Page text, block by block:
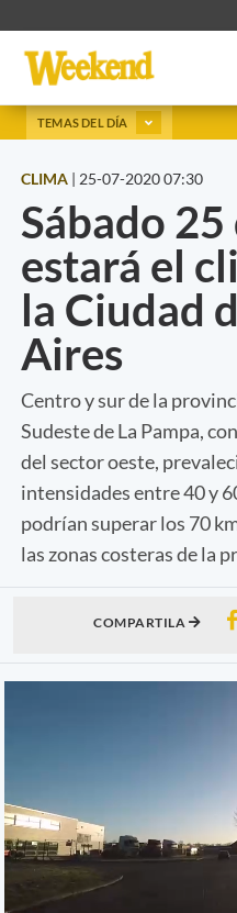
TEMAS DEL DÍA
CLIMA | 25-07-2020 07:30
Sábado
estará el
la Ciudad
Aires
Centro y sur de la
Sudeste de La Pampa,
del sector oeste,
intensidades entre 40 y
podrían superar los 70
las zonas costeras de la
COMPARTILA